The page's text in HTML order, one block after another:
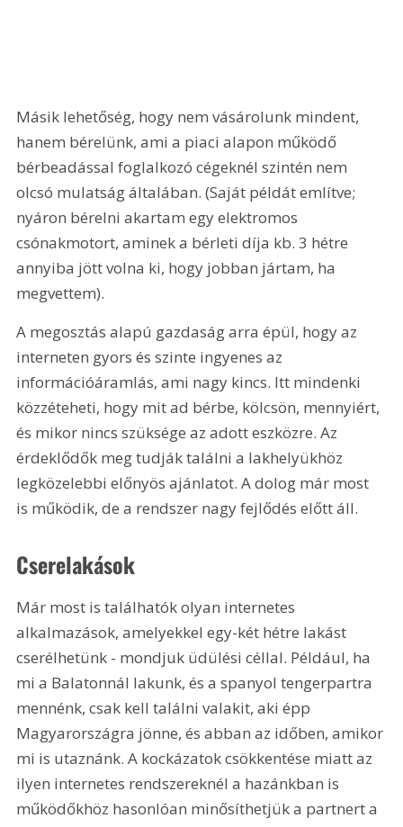
Másik lehetőség, hogy nem vásárolunk mindent,
hanem bérelünk, ami a piaci alapon működő
bérbeadással foglalkozó cégeknél szintén nem
olcsó mulatság általában. (Saját példát említve;
nyáron bérelni akartam egy elektromos
csónakmotort, aminek a bérleti díja kb. 3 hétre
annyiba jött volna ki, hogy jobban jártam, ha
megvettem).
A megosztás alapú gazdaság arra épül, hogy az
interneten gyors és szinte ingyenes az
információáramlás, ami nagy kincs. Itt mindenki
közzéteheti, hogy mit ad bérbe, kölcsön, mennyiért,
és mikor nincs szüksége az adott eszközre. Az
érdeklődők meg tudják találni a lakhelyükhöz
legközelebbi előnyös ajánlatot. A dolog már most
is működik, de a rendszer nagy fejlődés előtt áll.
Cserelakások
Már most is találhatók olyan internetes
alkalmazások, amelyekkel egy-két hétre lakást
cserélhetünk - mondjuk üdülési céllal. Például, ha
mi a Balatonnál lakunk, és a spanyol tengerpartra
mennénk, csak kell találni valakit, aki épp
Magyarországra jönne, és abban az időben, amikor
mi is utaznánk. A kockázatok csökkentése miatt az
ilyen internetes rendszereknél a hazánkban is
működőkhöz hasonlóan minősíthetjük a partnert a